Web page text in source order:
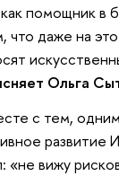
помощник в
что даже на
Ольга
с тем,
развитие
«не вижу